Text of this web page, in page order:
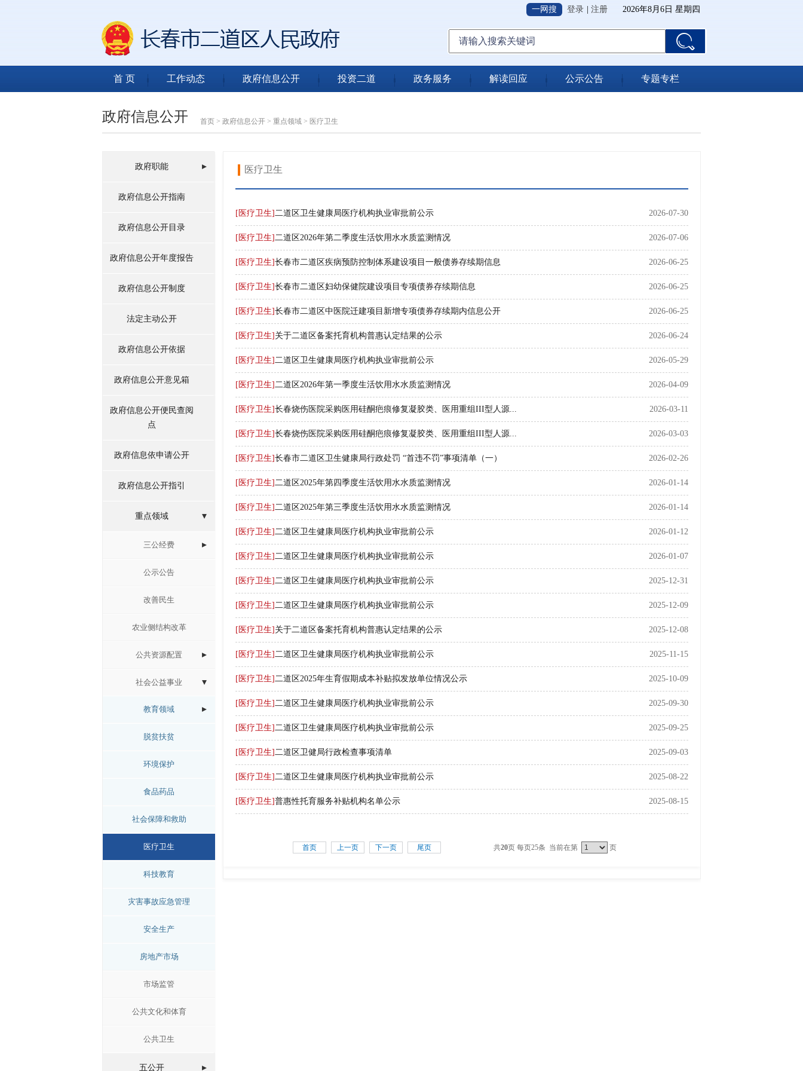
2026年8月6日 星期四
一网搜 登录 注册
首 页 工作动态 政府信息公开 投资二道 政务服务 解读回应 公示公告 专题专栏
政府信息公开 首页 > 政府信息公开 > 重点领域 > 医疗卫生
政府职能
政府信息公开指南
政府信息公开目录
政府信息公开年度报告
政府信息公开制度
法定主动公开
政府信息公开依据
政府信息公开意见箱
政府信息公开便民查阅
点
政府信息依申请公开
政府信息公开指引
重点领域
三公经费
公示公告
改善民生
农业侧结构改革
公共资源配置
社会公益事业
教育领域
脱贫扶贫
环境保护
食品药品
社会保障和救助
医疗卫生
科技教育
灾害事故应急管理
安全生产
房地产市场
市场监管
公共文化和体育
公共卫生
五公开
医疗卫生
2026-07-30
[医疗卫生]二道区卫生健康局医疗机构执业审批前公示
2026-07-06
[医疗卫生]二道区2026年第二季度生活饮用水水质监测情况
2026-06-25
[医疗卫生]长春市二道区疾病预防控制体系建设项目一般债券存续期信息
2026-06-25
[医疗卫生]长春市二道区妇幼保健院建设项目专项债券存续期信息
2026-06-25
[医疗卫生]长春市二道区中医院迁建项目新增专项债券存续期内信息公开
2026-06-24
[医疗卫生] 关于二道区备案托育机构普惠认定结果的公示
2026-05-29
[医疗卫生]二道区卫生健康局医疗机构执业审批前公示
2026-04-09
[医疗卫生]二道区2026年第一季度生活饮用水水质监测情况
2026-03-11
[医疗卫生]长春烧伤医院采购医用硅酮疤痕修复凝胶类、医用重组III型人源...
2026-03-03
[医疗卫生]长春烧伤医院采购医用硅酮疤痕修复凝胶类、医用重组III型人源...
2026-02-26
[医疗卫生]长春市二道区卫生健康局行政处罚 “首违不罚”事项清单（一）
2026-01-14
[医疗卫生]二道区2025年第四季度生活饮用水水质监测情况
2026-01-14
[医疗卫生]二道区2025年第三季度生活饮用水水质监测情况
2026-01-12
[医疗卫生]二道区卫生健康局医疗机构执业审批前公示
2026-01-07
[医疗卫生]二道区卫生健康局医疗机构执业审批前公示
2025-12-31
[医疗卫生]二道区卫生健康局医疗机构执业审批前公示
2025-12-09
[医疗卫生]二道区卫生健康局医疗机构执业审批前公示
2025-12-08
[医疗卫生] 关于二道区备案托育机构普惠认定结果的公示
2025-11-15
[医疗卫生]二道区卫生健康局医疗机构执业审批前公示
2025-10-09
[医疗卫生]二道区2025年生育假期成本补贴拟发放单位情况公示
2025-09-30
[医疗卫生]二道区卫生健康局医疗机构执业审批前公示
2025-09-25
[医疗卫生]二道区卫生健康局医疗机构执业审批前公示
2025-09-03
[医疗卫生]二道区卫健局行政检查事项清单
2025-08-22
[医疗卫生]二道区卫生健康局医疗机构执业审批前公示
2025-08-15
[医疗卫生]普惠性托育服务补贴机构名单公示
共20页 每页25条 当前在第 页
尾页
下一页
上一页
首页